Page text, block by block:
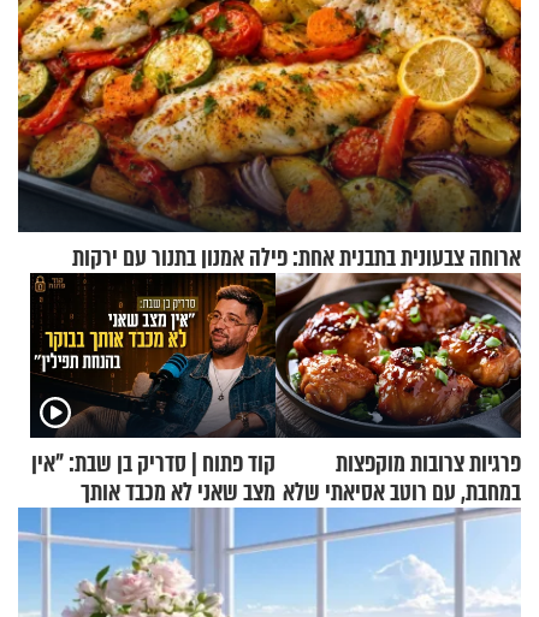
ארוחה צבעונית בתבנית אחת: פילה אמנון בתנור עם ירקות
פרגיות צרובות מוקפצות
במחבת, עם רוטב אסיאתי שלא
יישכח במהרה
קוד פתוח | סדריק בן שבת: "אין
מצב שאני לא מכבד אותך